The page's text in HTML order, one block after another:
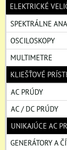
ELEKTRICKÉ
SPEKTRÁLNE
OSCILOSKOPY
MULTIMETRE
KLIEŠŤOVÉ
AC PRÚDY
AC / DC PRÚDY
UNIKAJÚCE AC
GENERÁTORY A